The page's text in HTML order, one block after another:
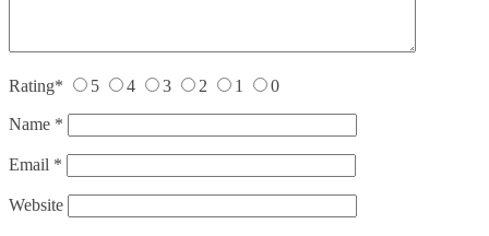
Rating* 5 4 3 2 1 0
Name *
Email *
Website